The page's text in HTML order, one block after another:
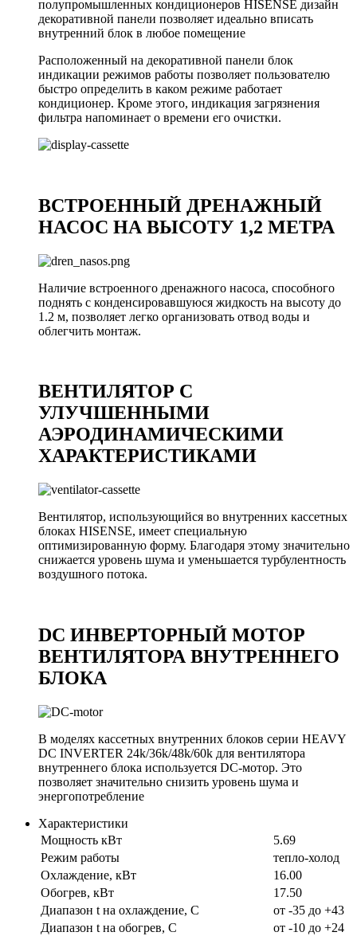
полупромышленных кондиционеров HISENSE дизайн
декоративной панели позволяет идеально вписать
внутренний блок в любое помещение
Расположенный на декоративной панели блок
индикации режимов работы позволяет пользователю
быстро определить в каком режиме работает
кондиционер. Кроме этого, индикация загрязнения
фильтра напоминает о времени его очистки.
ВСТРОЕННЫЙ ДРЕНАЖНЫЙ
НАСОС НА ВЫСОТУ 1,2 МЕТРА
Наличие встроенного дренажного насоса, способного
поднять с конденсировавшуюся жидкость на высоту до
1.2 м, позволяет легко организовать отвод воды и
облегчить монтаж.
ВЕНТИЛЯТОР С
УЛУЧШЕННЫМИ
АЭРОДИНАМИЧЕСКИМИ
ХАРАКТЕРИСТИКАМИ
Вентилятор, использующийся во внутренних кассетных
блоках HISENSE, имеет специальную
оптимизированную форму. Благодаря этому значительно
снижается уровень шума и уменьшается турбулентность
воздушного потока.
DC ИНВЕРТОРНЫЙ МОТОР
ВЕНТИЛЯТОРА ВНУТРЕННЕГО
БЛОКА
В моделях кассетных внутренних блоков серии HEAVY
DC INVERTER 24k/36k/48k/60k для вентилятора
внутреннего блока используется DC-мотор. Это
позволяет значительно снизить уровень шума и
энергопотребление
Характеристики
Мощность кВт
5.69
Режим работы
тепло-холод
Охлаждение, кВт
16.00
Обогрев, кВт
17.50
Диапазон t на охлаждение, С
от -35 до +43
Диапазон t на обогрев, С
от -10 до +24